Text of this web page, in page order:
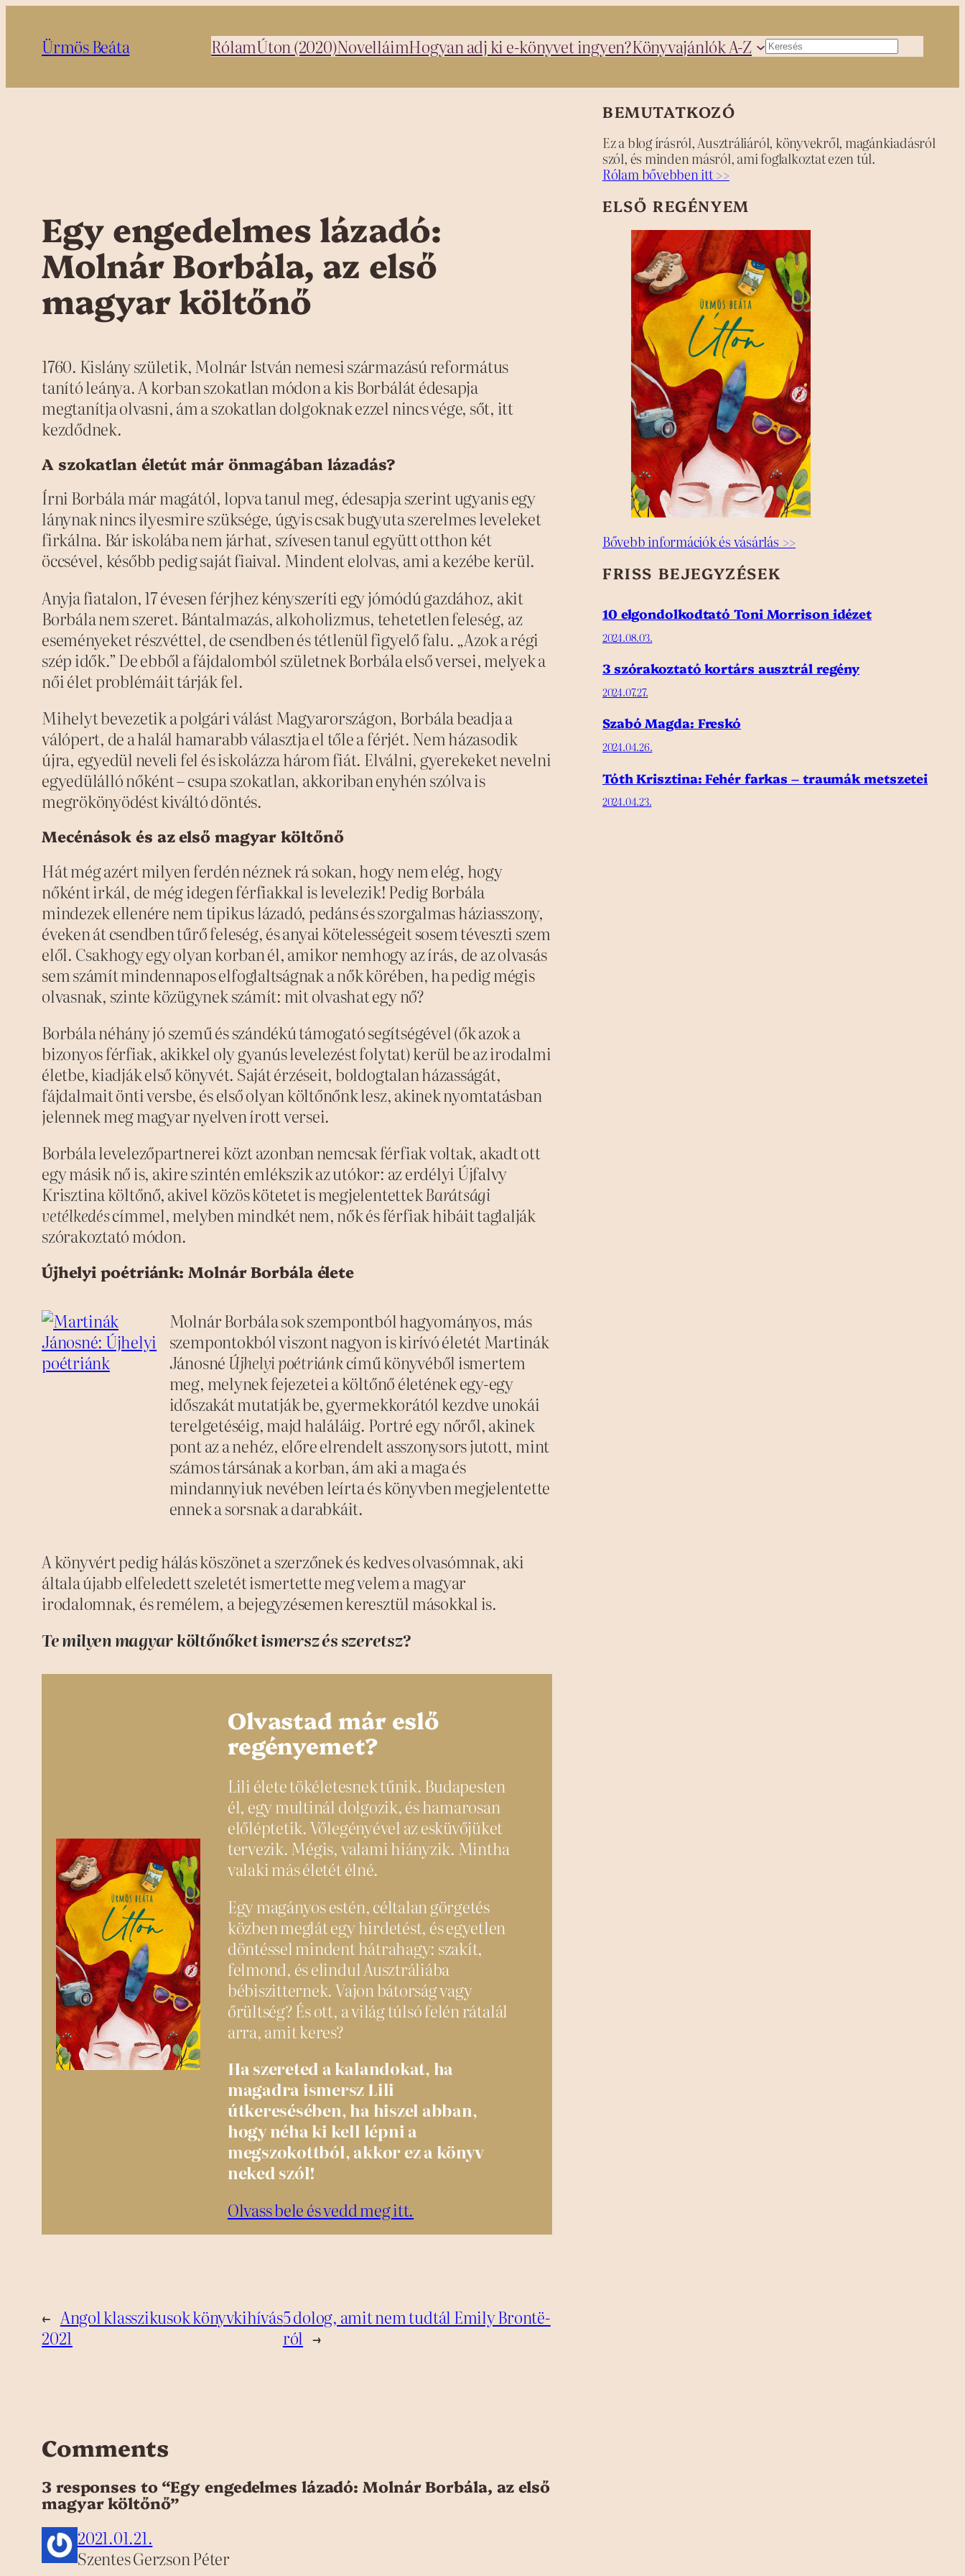
tartalomhoz
Ürmös Beáta RólamÚton (2020)NovelláimHogyan adj ki e-könyvet ingyen?Könyvajánlók A-Z Keresés
Egy engedelmes lázadó:
Molnár Borbála, az első
magyar költőnő
1760. Kislány születik, Molnár István nemesi származású református
tanító leánya. A korban szokatlan módon a kis Borbálát édesapja
megtanítja olvasni, ám a szokatlan dolgoknak ezzel nincs vége, sőt, itt
kezdődnek.
A szokatlan életút már önmagában lázadás?
Írni Borbála már magától, lopva tanul meg, édesapja szerint ugyanis egy
lánynak nincs ilyesmire szüksége, úgyis csak bugyuta szerelmes leveleket
firkálna. Bár iskolába nem járhat, szívesen tanul együtt otthon két
öccsével, később pedig saját fiaival. Mindent elolvas, ami a kezébe kerül.
Anyja fiatalon, 17 évesen férjhez kényszeríti egy jómódú gazdához, akit
Borbála nem szeret. Bántalmazás, alkoholizmus, tehetetlen feleség, az
eseményeket részvéttel, de csendben és tétlenül figyelő falu. „Azok a régi
szép idők.” De ebből a fájdalomból születnek Borbála első versei, melyek a
női élet problémáit tárják fel.
Mihelyt bevezetik a polgári válást Magyarországon, Borbála beadja a
válópert, de a halál hamarabb választja el tőle a férjét. Nem házasodik
újra, egyedül neveli fel és iskolázza három fiát. Elválni, gyerekeket nevelni
egyedülálló nőként – csupa szokatlan, akkoriban enyhén szólva is
megrökönyödést kiváltó döntés.
Mecénások és az első magyar költőnő
Hát még azért milyen ferdén néznek rá sokan, hogy nem elég, hogy
nőként irkál, de még idegen férfiakkal is levelezik! Pedig Borbála
mindezek ellenére nem tipikus lázadó, pedáns és szorgalmas háziasszony,
éveken át csendben tűrő feleség, és anyai kötelességeit sosem téveszti szem
elől. Csakhogy egy olyan korban él, amikor nemhogy az írás, de az olvasás
sem számít mindennapos elfoglaltságnak a nők körében, ha pedig mégis
olvasnak, szinte közügynek számít: mit olvashat egy nő?
Borbála néhány jó szemű és szándékú támogató segítségével (ők azok a
bizonyos férfiak, akikkel oly gyanús levelezést folytat) kerül be az irodalmi
életbe, kiadják első könyvét. Saját érzéseit, boldogtalan házasságát,
fájdalmait önti versbe, és első olyan költőnőnk lesz, akinek nyomtatásban
jelennek meg magyar nyelven írott versei.
Borbála levelezőpartnerei közt azonban nemcsak férfiak voltak, akadt ott
egy másik nő is, akire szintén emlékszik az utókor: az erdélyi Újfalvy
Krisztina költőnő, akivel közös kötetet is megjelentettekBarátsági
vetélkedéscímmel, melyben mindkét nem, nők és férfiak hibáit taglalják
szórakoztató módon.
Újhelyi poétriánk: Molnár Borbála élete
Molnár Borbála sok szempontból hagyományos, más
szempontokból viszont nagyon is kirívó életét Martinák
JánosnéÚjhelyi poétriánkcímű könyvéből ismertem
meg, melynek fejezetei a költőnő életének egy-egy
időszakát mutatják be, gyermekkorától kezdve unokái
terelgetéséig, majd haláláig. Portré egy nőről, akinek
pont az a nehéz, előre elrendelt asszonysors jutott, mint
számos társának a korban, ám aki a maga és
mindannyiuk nevében leírta és könyvben megjelentette
ennek a sorsnak a darabkáit.
A könyvért pedig hálás köszönet a szerzőnek és kedves olvasómnak, aki
általa újabb elfeledett szeletét ismertette meg velem a magyar
irodalomnak, és remélem, a bejegyzésemen keresztül másokkal is.
Te milyen magyar költőnőket ismersz és szeretsz?
Olvastad már eslő
regényemet?
Lili élete tökéletesnek tűnik. Budapesten
él, egy multinál dolgozik, és hamarosan
előléptetik. Vőlegényével az esküvőjüket
tervezik. Mégis, valami hiányzik. Mintha
valaki más életét élné.
Egy magányos estén, céltalan görgetés
közben meglát egy hirdetést, és egyetlen
döntéssel mindent hátrahagy: szakít,
felmond, és elindul Ausztráliába
bébiszitternek. Vajon bátorság vagy
őrültség? És ott, a világ túlsó felén rátalál
arra, amit keres?
Ha szereted a kalandokat, ha
magadra ismersz Lili
útkeresésében, ha hiszel abban,
hogy néha ki kell lépni a
megszokottból, akkor ez a könyv
neked szól!
Olvass bele és vedd meg itt.
← Angol klasszikusok könyvkihívás
2021
5 dolog, amit nem tudtál Emily Brontë-
ról →
Comments
3 responses to “Egy engedelmes lázadó: Molnár Borbála, az első
magyar költőnő”
2021.01.21.
Szentes Gerzson Péter
BEMUTATKOZÓ
Ez a blog írásról, Ausztráliáról, könyvekről, magánkiadásról
szól, és minden másról, ami foglalkoztat ezen túl.
Rólam bővebben itt >>
ELSŐ REGÉNYEM
Bővebb információk és vásárlás >>
FRISS BEJEGYZÉSEK
10 elgondolkodtató Toni Morrison idézet
2024.08.03.
3 szórakoztató kortárs ausztrál regény
2024.07.27.
Szabó Magda: Freskó
2024.04.26.
Tóth Krisztina: Fehér farkas – traumák metszetei
2024.04.23.